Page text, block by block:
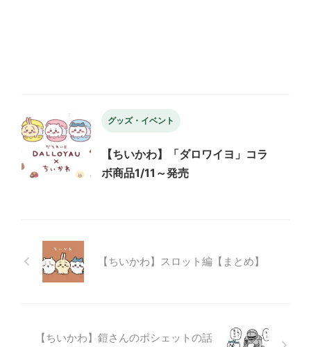
グッズ・イベント
【ちいかわ】「ダロワイヨ」コラ
ボ商品1/11～発売
【ちいかわ】スロット編【まとめ】
【ちいかわ】鎧さんのポシェットの話